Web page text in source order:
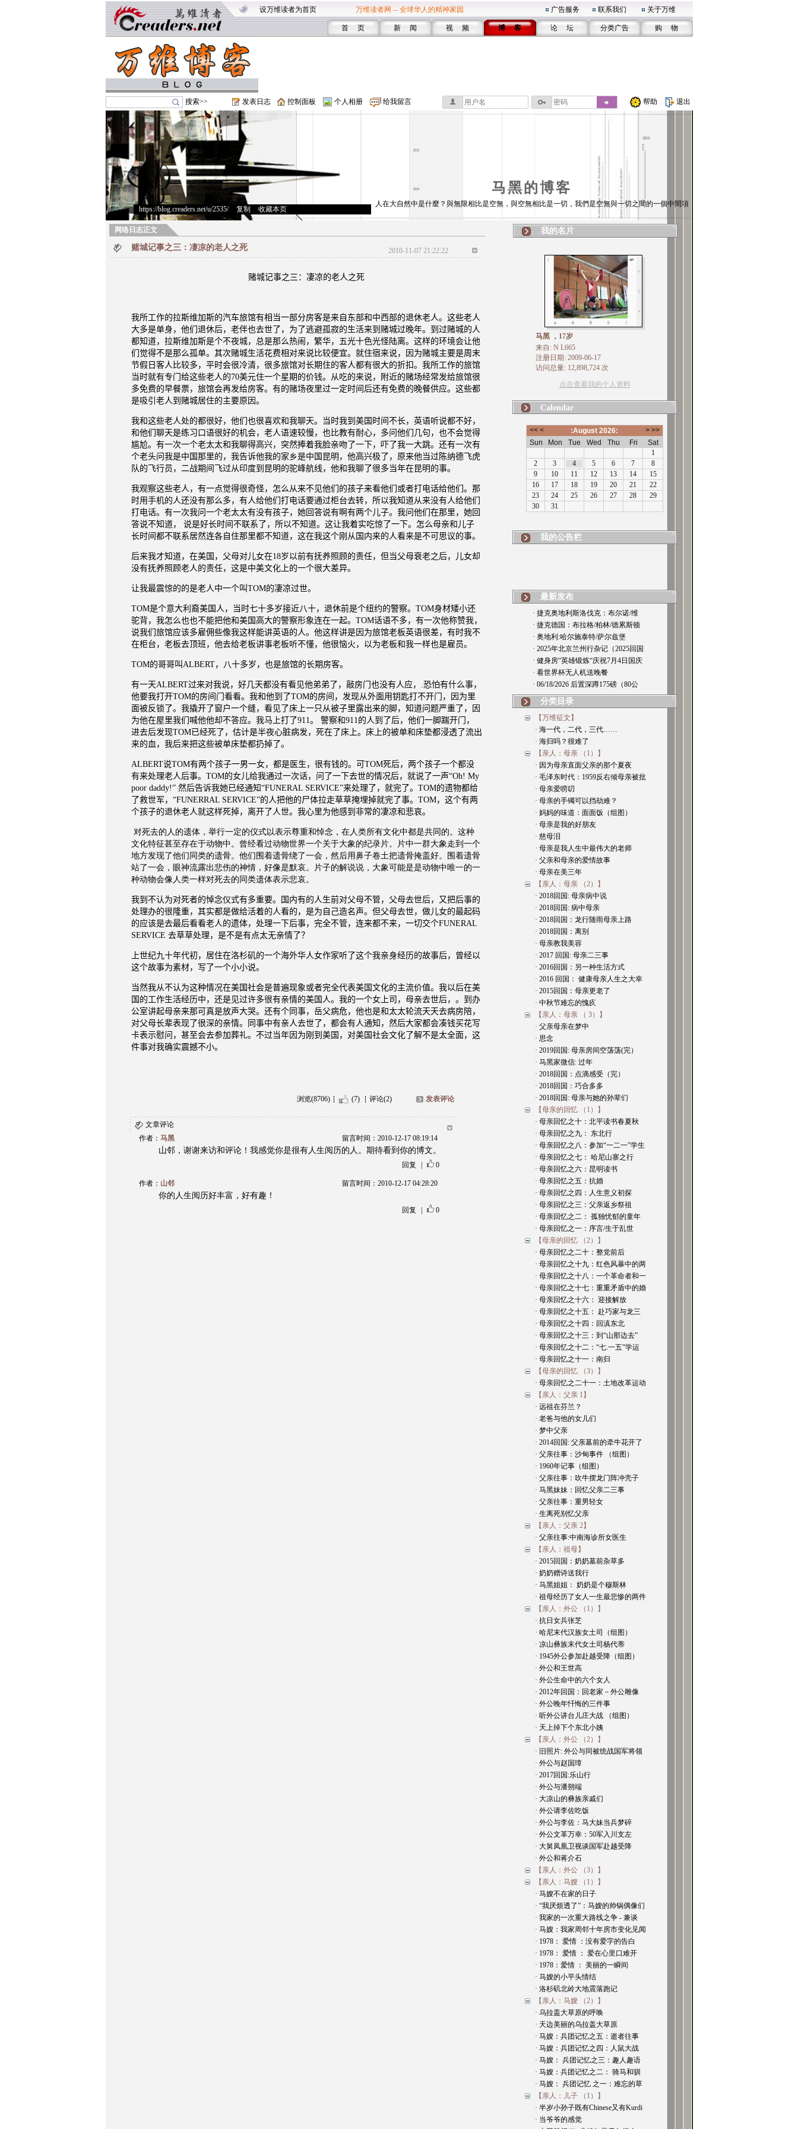
设万维读者为首页 万维读者网 -- 全球华人的精神家园 广告服务 联系我们 关于万维
首 页 新 闻 视 频 博 客 论 坛 分类广告 购 物
搜索>> 发表日志 控制面板 个人相册 给我留言 帮助 退出
马黑的博客
https://blog.creaders.net/u/2535/> 复制 收藏本页
人在大自然中是什麼？與無限相比是空無，與空無相比是一切，我們是空無與一切之間的一個中間項
网络日志正文
赌城记事之三：凄凉的老人之死 2010-11-07 21:22:22
赌城记事之三：凄凉的老人之死
我所工作的拉斯维加斯的汽车旅馆有相当一部分房客是来自东部和中西部的退休老人。 这些老人
大多是单身，他们退休后，老伴也去世了，为了逃避孤寂的生活来到赌城过晚年。到过赌城的人
都知道，拉斯维加斯是个不夜城，总是那么热闹，繁华，五光十色光怪陆离。这样的环境会让他
们觉得不是那么孤单。其次赌城生活花费相对来说比较便宜。就住宿来说，因为赌城主要是周末
节假日客人比较多，平时会很冷清，很多旅馆对长期住的客人都有很大的折扣。我所工作的旅馆
当时就有专门给这些老人的70美元住一个星期的价钱。从吃的来说，附近的赌场经常发给旅馆很
多免费的早餐票，旅馆会再发给房客。有的赌场夜里过一定时间后还有免费的晚餐供应。这些都
是吸引老人到赌城居住的主要原因。
我和这些老人处的都很好，他们也很喜欢和我聊天。当时我到美国时间不长，英语听说都不好，
和他们聊天是练习口语很好的机会，老人语速较慢，也比教有耐心，多问他们几句，也不会觉得
尴尬。有一次一个老太太和我聊得高兴，突然捧着我脸亲吻了一下，吓了我一大跳。还有一次有
个老头问我是中国那里的，我告诉他我的家乡是中国昆明，他高兴极了，原来他当过陈纳德飞虎
队的飞行员，二战期间飞过从印度到昆明的驼峰航线，他和我聊了很多当年在昆明的事。
我观察这些老人，有一点觉得很奇怪，怎么从来不见他们的孩子来看他们或者打电话给他们。那
时用手机的人还没有那么多，有人给他们打电话要通过柜台去转，所以我知道从来没有人给他们
打电话。有一次我问一个老太太有没有孩子，她回答说有啊有两个儿子。我问他们在那里，她回
答说不知道，
说是好长时间不联系了，所以不知道。这让我着实吃惊了一下。怎么母亲和儿子
长时间都不联系居然连各自住那里都不知道，这在我这个刚从国内来的人看来是不可思议的事。
后来我才知道，在美国，父母对儿女在18岁以前有抚养照顾的责任，但当父母衰老之后，儿女却
没有抚养照顾老人的责任，这是中美文化上的一个很大差异。
让我最震惊的的是老人中一个叫TOM的凄凉过世。
TOM是个意大利裔美国人，当时七十多岁接近八十，退休前是个纽约的警察。 TOM身材矮小还
驼背，我怎么也也不能把他和美国高大的警察形象连在一起。 TOM话语不多，有一次他称赞我，
说我们旅馆应该多雇佣些像我这样能讲英语的人。他这样讲是因为旅馆老板英语很差，有时我不
在柜台，老板去顶班，他去给老板讲事老板听不懂，他很恼火，以为老板和我一样也是雇员。
TOM的哥哥叫ALBERT，八十多岁，也是旅馆的长期房客。
有一天ALBERT过来对我说，好几天都没有看见他弟弟了，敲房门也没有人应， .恐怕有什么事，
他要我打开TOM的房间门看看。我和他到了TOM的房间，发现从外面用钥匙打不开门，因为里
面被反锁了。我撬开了窗户一个缝，看见了床上一只从被子里露出来的脚，知道问题严重了，因
为他在屋里我们喊他他却不答应。我马上打了911。 警察和911的人到了后，他们一脚踹开门，
进去后发现TOM已经死了，估计是半夜心脏病发，死在了床上。床上的被单和床垫都浸透了流出
来的血，我后来把这些被单床垫都扔掉了。
ALBERT说TOM有两个孩子一男一女，都是医生，很有钱的。可 TOM死后，两个孩子一个都没
有来处理老人后事。 TOM的女儿给我通过一次话，问了一下去世的情况后，就说了一声“Oh! My
poor daddy!” 然后告诉我她已经通知“FUNERAL SERVICE”来处理了，就完了。 TOM的遗物都给
了救世军，“FUNERRAL SERVICE”的人把他的尸体拉走草草掩埋掉就完了事。 TOM，这个有两
个孩子的退休老人就这样死掉，离开了人世。我心里为他感到非常的凄凉和悲哀。
对死去的人的遗体，举行一定的仪式以表示尊重和悼念，在人类所有文化中都是共同的。这种
文化特征甚至存在于动物中。曾经看过动物世界一个关于大象的纪录片。片中一群大象走到一个
地方发现了他们同类的遗骨。他们围着遗骨绕了一会，然后用鼻子卷土把遗骨掩盖好。围着遗骨
站了一会，眼神流露出悲伤的神情，好像是默哀。片子的解说说，大象可能是是动物中唯一的一
种动物会像人类一样对死去的同类遗体表示悲哀。
我到不认为对死者的悼念仪式有多重要。国内有的人生前对父母不管，父母去世后，又把后事的
处理办的很隆重，其实都是做给活着的人看的，是为自己造名声。但父母去世，做儿女的最起码
的应该是去最后看看老人的遗体，处理一下后事，完全不管，连来都不来，一切交个FUNERAL
SERVICE 去草草处理，是不是有点太无亲情了？
上世纪九十年代初，居住在洛杉矶的一个海外华人女作家听了这个我亲身经历的故事后，曾经以
这个故事为素材，写了一个小小说。
当然我从不认为这种情况在美国社会是普遍现象或者完全代表美国文化的主流价值。我以后在美
国的工作生活经历中，还是见过许多很有亲情的美国人。我的一个女上司，母亲去世后，。到办
公室讲起母亲来那可真是放声大哭。还有个同事，岳父病危，他也是和太太轮流天天去病房陪，
对父母长辈表现了很深的亲情。同事中有亲人去世了，都会有人通知，然后大家都会凑钱买花写
卡表示慰问，甚至会去参加葬礼。不过当年因为刚到美国，对美国社会文化了解不是太全面，这
件事对我确实震撼不小。
浏览(8706) (7) 评论(2) 发表评论
文章评论
作者： 马黑 留言时间：2010-12-17 08:19:14
山邻，谢谢来访和评论！我感觉你是很有人生阅历的人。期待看到你的博文。
回复 0
作者： 山邻 留言时间：2010-12-17 04:28:20
你的人生阅历好丰富，好有趣！
回复 0
我的名片
马黑 ，17岁
来自: N L665
注册日期: 2009-06-17
访问总量: 12,898,724 次
点击查看我的个人资料
Calendar
我的公告栏
N L665
谢谢关注，转载请注明出处。
最新发布
· 捷克奥地利斯洛伐克：布尔诺/维
· 捷克德国：布拉格/柏林/德累斯顿
· 奥地利:哈尔施泰特/萨尔兹堡
· 2025年北京兰州行杂记（2025回国
· 健身房“英雄锻炼“庆祝7月4日国庆
· 看世界杯无人机送晚餐
· 06/18/2026 后置深蹲175磅（80公
分类目录
【万维征文】
· 海一代，二代，三代……
· 海归吗？很难了
【亲人：母亲 （1）】
· 因为母亲直面父亲的那个夏夜
· 毛泽东时代：1959反右倾母亲被批
· 母亲爱唠叨
· 母亲的手镯可以挡劫难？
· 妈妈的味道：面面饭（组图）
· 母亲是我的好朋友
· 慈母泪
· 母亲是我人生中最伟大的老师
· 父亲和母亲的爱情故事
· 母亲在美三年
【亲人：母亲 （2）】
· 2018回国: 母亲病中说
· 2018回国: 病中母亲
· 2018回国：龙行随雨母亲上路
· 2018回国：离别
· 母亲教我美容
· 2017 回国: 母亲二三事
· 2016回国：另一种生活方式
· 2016 回国： 健康母亲人生之大幸
· 2015回国：母亲更老了
· 中秋节难忘的愧疚
【亲人：母亲 （ 3）】
· 父亲母亲在梦中
· 思念
· 2019回国: 母亲房间空荡荡(完）
· 马黑家微信: 过年
· 2018回国：点滴感受（完）
· 2018回国：巧合多多
· 2018回国: 母亲与她的孙辈们
【母亲的回忆 （1）】
· 母亲回忆之十：北平读书春夏秋
· 母亲回忆之九： 东北行
· 母亲回忆之八：参加“一二一”学生
· 母亲回忆之七： 哈尼山寨之行
· 母亲回忆之六：昆明读书
· 母亲回忆之五：抗婚
· 母亲回忆之四：人生意义初探
· 母亲回忆之三：父亲返乡祭祖
· 母亲回忆之二： 孤独忧郁的童年
· 母亲回忆之一：序言/生于乱世
【母亲的回忆 （2）】
· 母亲回忆之二十：整党前后
· 母亲回忆之十九：红色风暴中的两
· 母亲回忆之十八：一个革命者和一
· 母亲回忆之十七：重重矛盾中的婚
· 母亲回忆之十六： 迎接解放
· 母亲回忆之十五： 赴巧家与龙三
· 母亲回忆之十四：回滇东北
· 母亲回忆之十三：到“山那边去”
· 母亲回忆之十二：“七.一五”学运
· 母亲回忆之十一：南归
【母亲的回忆 （3）】
· 母亲回忆之二十一：土地改革运动
【亲人：父亲 1】
· 远祖在芬兰？
· 老爸与他的女儿们
· 梦中父亲
· 2014回国: 父亲墓前的牵牛花开了
· 父亲往事：沙甸事件 （组图）
· 1960年记事（组图）
· 父亲往事：吹牛摆龙门阵冲壳子
· 马黑妹妹：回忆父亲二三事
· 父亲往事：重男轻女
· 生离死别忆父亲
【亲人：父亲 2】
· 父亲往事:中南海诊所女医生
【亲人：祖母】
· 2015回国：奶奶墓前杂草多
· 奶奶赠诗送我行
· 马黑姐姐： 奶奶是个穆斯林
· 祖母经历了女人一生最悲惨的两件
【亲人：外公 （1）】
· 抗日女兵张芝
· 哈尼末代汉族女土司（组图）
· 凉山彝族末代女土司杨代蒂
· 1945外公参加赴越受降（组图）
· 外公和王世高
· 外公生命中的六个女人
· 2012年回国：回老家－外公雕像
· 外公晚年忏悔的三件事
· 听外公讲台儿庄大战 （组图）
· 天上掉下个东北小姨
【亲人：外公 （2）】
· 旧照片: 外公与同被统战国军将领
· 外公与赵国璋
· 2017回国:乐山行
· 外公与潘朔端
· 大凉山的彝族亲戚们
· 外公请李佐吃饭
· 外公与李佐：马大妹当兵梦碎
· 外公文革万幸：50军入川支左
· 大舅凤凰卫视谈国军赴越受降
· 外公和蒋介石
【亲人：外公 （3）】
【亲人：马嫂 （1）】
· 马嫂不在家的日子
· “我厌烦透了”：马嫂的帅锅偶像们
· 我家的一次重大路线之争 - 兼谈
· 马嫂：我家周邻十年房市变化见闻
· 1978： 爱情 ：没有爱字的告白
· 1978： 爱情 ： 爱在心里口难开
· 1978：爱情 ： 美丽的一瞬间
· 马嫂的小平头情结
· 洛杉矶北岭大地震落跑记
【亲人：马嫂 （2）】
· 乌拉盖大草原的呼唤
· 天边美丽的乌拉盖大草原
· 马嫂：兵团记忆之五：逝者往事
· 马嫂：兵团记忆之四：人鼠大战
· 马嫂： 兵团记忆之三：趣人趣语
· 马嫂：兵团记忆之二： 骑马和驯
· 马嫂： 兵团记忆 之一：难忘的草
【亲人：儿子 （1）】
· 半岁小孙子既有Chinese又有Kurdi
· 当爷爷的感觉